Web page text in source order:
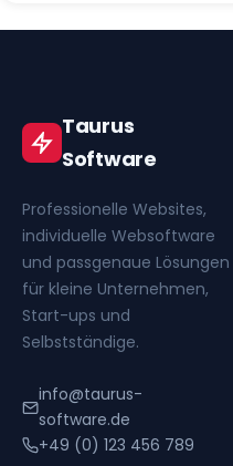
Taurus
Software
Professionelle Websites,
individuelle Websoftware
und passgenaue Lösungen
für kleine Unternehmen,
Start-ups und
Selbstständige.
info@taurus-
software.de
+49 (0) 123 456 789